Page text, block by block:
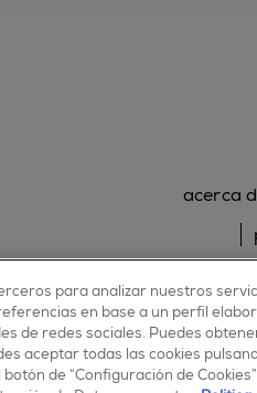
reservados
acerca
para analizar nuestros
en base a un perfil
de redes sociales. Puedes
aceptar todas las cookies
de “Configuración de